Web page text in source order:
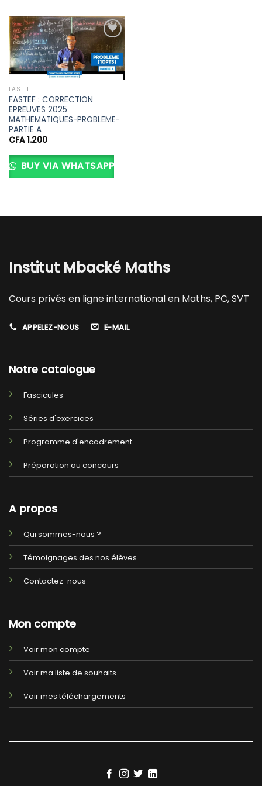
Ajouter
à la liste
FASTEF
FASTEF : CORRECTION
EPREUVES 2025
MATHEMATIQUES-PROBLEME-
PARTIE A
CFA1.200
BUY VIA WHATSAPP
Institut Mbacké Maths
Cours privés en ligne international en Maths, PC, SVT
APPELEZ-NOUS E-MAIL
Notre catalogue
Fascicules
Séries d'exercices
Programme d'encadrement
Préparation au concours
A propos
Qui sommes-nous ?
Témoignages des nos élèves
Contactez-nous
Mon compte
Voir mon compte
Voir ma liste de souhaits
Voir mes téléchargements